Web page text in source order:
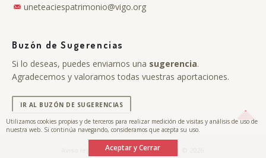
uneteaciespatrimonio@vigo.org
Buzón de Sugerencias
Si lo deseas, puedes enviarnos una sugerencia.
Agradecemos y valoramos todas vuestras aportaciones.
IR AL BUZÓN DE SUGERENCIAS
Aviso legal y Política de privacidad
Utilizamos cookies propias y de terceros para realizar medición de visitas y análisis de uso de
nuestra web. Si continúa navegando, consideramos que acepta su uso.
Aceptar y Cerrar